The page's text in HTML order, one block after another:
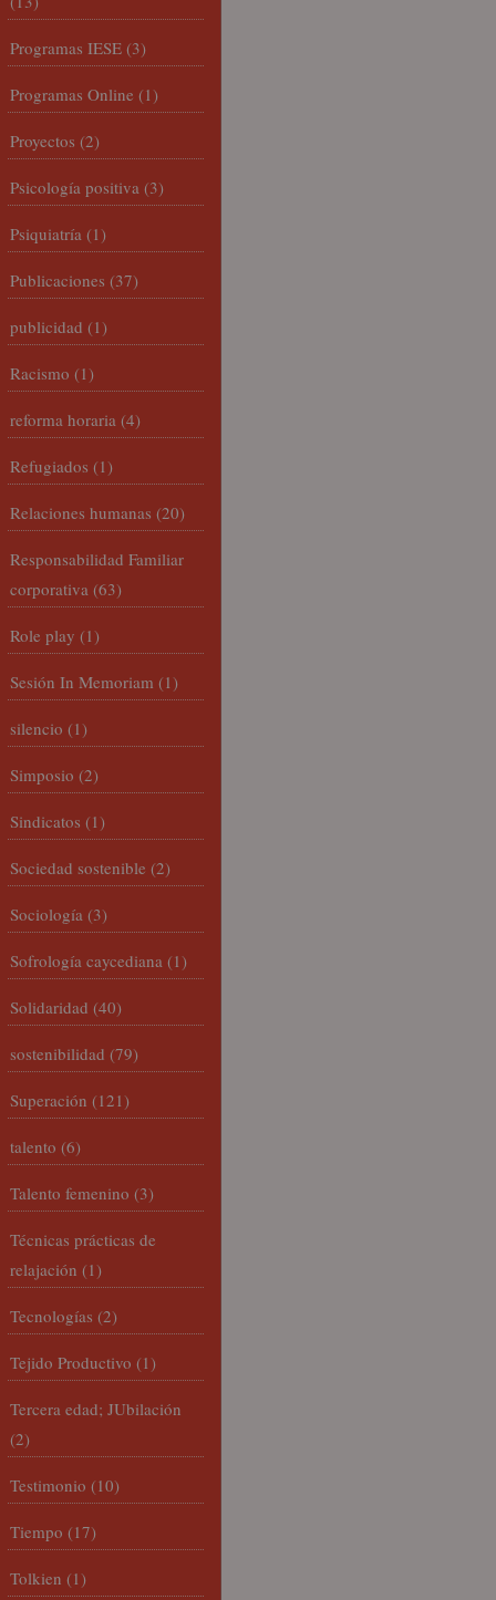
Programas IESE (3)
Programas Online (1)
Proyectos (2)
Psicología positiva (3)
Psiquiatría (1)
Publicaciones (37)
publicidad (1)
Racismo (1)
reforma horaria (4)
Refugiados (1)
Relaciones humanas (20)
Responsabilidad Familiar
corporativa (63)
Role play (1)
Sesión In Memoriam (1)
silencio (1)
Simposio (2)
Sindicatos (1)
Sociedad sostenible (2)
Sociología (3)
Sofrología caycediana (1)
Solidaridad (40)
sostenibilidad (79)
Superación (121)
talento (6)
Talento femenino (3)
Técnicas prácticas de
relajación (1)
Tecnologías (2)
Tejido Productivo (1)
Tercera edad; JUbilación
(2)
Testimonio (10)
Tiempo (17)
Tolkien (1)